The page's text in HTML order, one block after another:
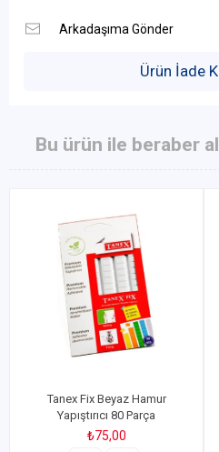
Ürün İade
Bu ürün ile beraber
Tanex Fix Beyaz Hamur
Yapıştırıcı 80 Parça
₺75,00